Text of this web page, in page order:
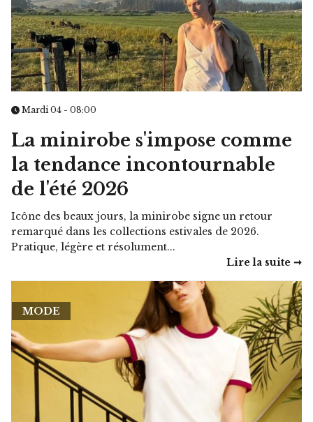
Mardi 04 - 08:00
La minirobe s'impose comme
la tendance incontournable
de l'été 2026
Icône des beaux jours, la minirobe signe un retour
remarqué dans les collections estivales de 2026.
Pratique, légère et résolument...
Lire la suite ➞
MODE